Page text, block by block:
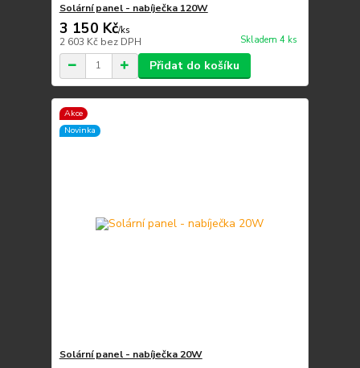
Solární panel - nabíječka 120W
3 150 Kč/ks
2 603 Kč bez DPH Skladem 4 ks
Přidat do košíku
Akce
Novinka
Solární panel - nabíječka 20W